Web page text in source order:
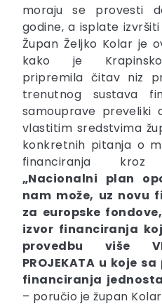
moraju se provesti
godine, a isplate
Župan Željko Kolar je
kako je
pripremila čitav niz
trenutnog sustava
samouprave preveliki
vlastitim sredstvima
konkretnih pitanja o
financiranja kroz
„Nacionalni plan
nam može, uz novu
za europske
izvor financiranja
provedbu više
PROJEKATA u koje
financiranja
– poručio je župan